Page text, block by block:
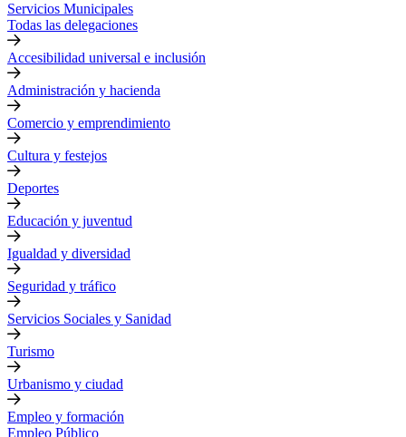
Servicios Municipales
Todas las delegaciones
Accesibilidad universal e inclusión
Administración y hacienda
Comercio y emprendimiento
Cultura y festejos
Deportes
Educación y juventud
Igualdad y diversidad
Seguridad y tráfico
Servicios Sociales y Sanidad
Turismo
Urbanismo y ciudad
Empleo y formación
Empleo Público